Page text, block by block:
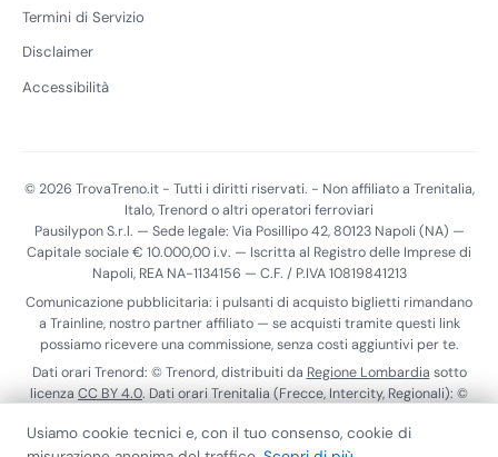
Termini di Servizio
Disclaimer
Accessibilità
© 2026 TrovaTreno.it - Tutti i diritti riservati. - Non affiliato a Trenitalia,
Italo, Trenord o altri operatori ferroviari
Pausilypon S.r.l. — Sede legale: Via Posillipo 42, 80123 Napoli (NA) —
Capitale sociale € 10.000,00 i.v. — Iscritta al Registro delle Imprese di
Napoli, REA NA-1134156 — C.F. / P.IVA 10819841213
Comunicazione pubblicitaria: i pulsanti di acquisto biglietti rimandano
a Trainline, nostro partner affiliato — se acquisti tramite questi link
possiamo ricevere una commissione, senza costi aggiuntivi per te.
Dati orari Trenord: © Trenord, distribuiti da Regione Lombardia sotto
licenzaCC BY 4.0. Dati orari Trenitalia (Frecce, Intercity, Regionali): ©
sensi del Reg. (UE) 2017/1926. Dati realtime Trenitalia:ViaggiaTreno
Usiamo cookie tecnici e, con il tuo consenso, cookie di